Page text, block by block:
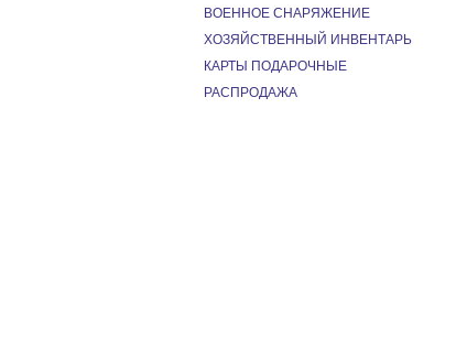
ВОЕННОЕ СНАРЯЖЕНИЕ
ХОЗЯЙСТВЕННЫЙ ИНВЕНТАРЬ
КАРТЫ ПОДАРОЧНЫЕ
РАСПРОДАЖА